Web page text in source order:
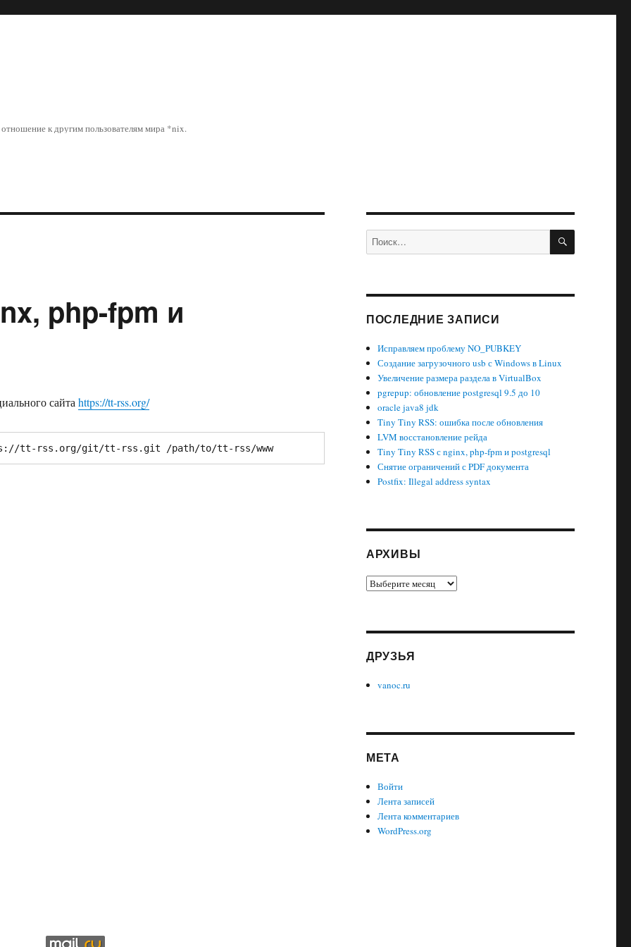
к другим пользователям мира *nix.
php-fpm и
сайта https://tt-rss.org/
tt-rss.org/git/tt-rss.git /path/to/tt-rss/www
Искать: ПОИСК
ПОСЛЕДНИЕ ЗАПИСИ
Исправляем проблему NO_PUBKEY
Создание загрузочного usb с Windows в Linux
Увеличение размера раздела в VirtualBox
pgrepup: обновление postgresql 9.5 до 10
oracle java8 jdk
Tiny Tiny RSS: ошибка после обновления
LVM восстановление рейда
Tiny Tiny RSS с nginx, php-fpm и postgresql
Снятие ограничений с PDF документа
Postfix: Illegal address syntax
АРХИВЫ
Архивы
ДРУЗЬЯ
vanoc.ru
МЕТА
Войти
Лента записей
Лента комментариев
WordPress.org